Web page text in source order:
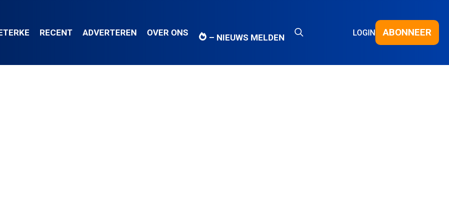
RECENT ADVERTEREN OVER ONS – NIEUWS MELDEN LOGIN ABONNEER